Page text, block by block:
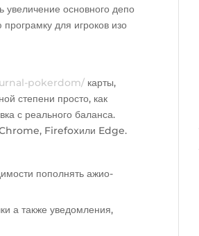
увеличение основного депо
для игроков изо
pokerdom/ карты,
степени просто, как
с реального баланса.
Chrome, Firefoxили Edge.
пополнять ажио-
а также уведомления,